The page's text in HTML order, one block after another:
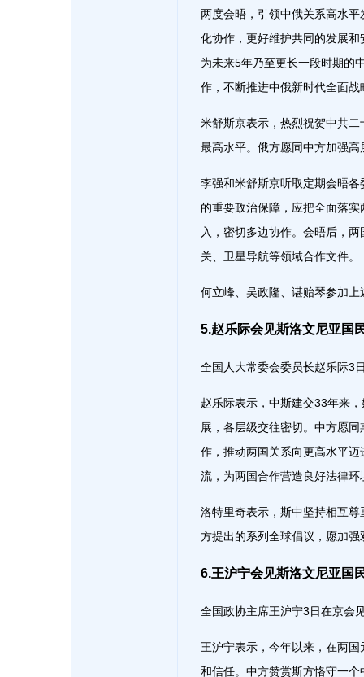
两度会晤，引领中俄关系高水
化协作，更好维护共同的发展
为未来5年乃至更长一段时期的
作，不断推进中俄新时代全面
米舒斯京表示，热烈祝贺中共
最高水平。俄方愿同中方加强
李强和米舒斯京听取定期会晤
的重要政治保障，应把全面落
入，密切多边协作。会晤后，
关、卫星导航等领域合作文件。
何立峰、吴政隆、谌贻琴参加上
5.赵乐际会见斯洛文尼亚国
全国人大常委会委员长赵乐际3
赵乐际表示，中斯建交33年来
展，各层级交往密切。中方愿
作，推动两国关系向更高水平
流，为两国合作营造良好法律
洛特里奇表示，斯中坚持相互
方提出的系列全球倡议，愿加
6.王沪宁会见斯洛文尼亚国
全国政协主席王沪宁3日在京会
王沪宁表示，今年以来，在两
和信任。中方赞赏斯方恪守一